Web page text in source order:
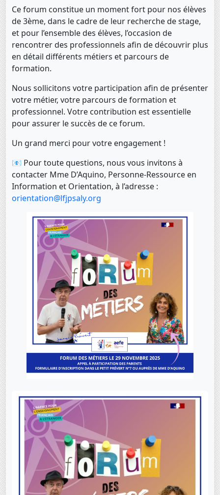
Ce forum constitue un moment fort pour nos élèves
de 3ème, dans le cadre de leur recherche de stage,
et pour l’ensemble des élèves, l’occasion de
rencontrer des professionnels afin de découvrir plus
en détail différents métiers et parcours de
formation.
Nous sollicitons votre participation afin de présenter
votre métier, votre parcours de formation et
professionnel. Votre contribution est essentielle
pour assurer le succès de ce forum.
Un grand merci pour votre engagement !
📧 Pour toute questions, nous vous invitons à
contacter Mme D’Aquino, Personne-Ressource en
Information et Orientation, à l’adresse :
orientation@lfjpsaly.org